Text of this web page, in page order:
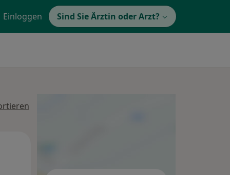
Einloggen Sind Sie Ärztin oder Arzt?